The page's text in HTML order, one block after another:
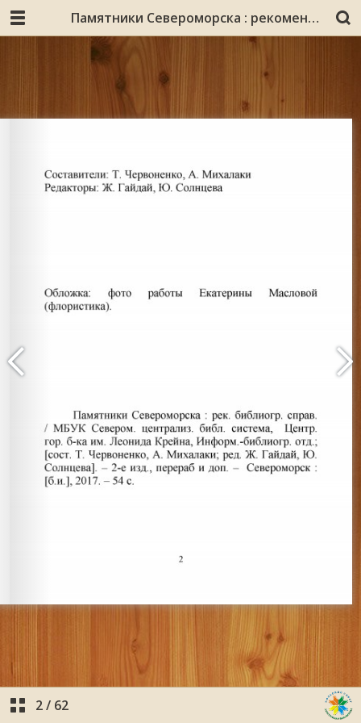
Памятники Североморска : рекомендательный библиографический справочник / МБУК Севером. централиз. библ. система, Центр. гор. б-ка им. Леонида Крейна, Информ.-библиогр. отд. ; [сост. Т. Червоненко, А. Михалаки ; ред. Ж. Гайдай, Ю. Солнцева]. – 2-е изд., перераб и доп. – Североморск : [б. и.], 2017. – 54 с.
2/ 62